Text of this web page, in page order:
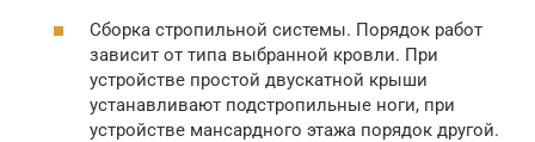
Сборка стропильной системы. Порядок работ
зависит от типа выбранной кровли. При
устройстве простой двускатной крыши
устанавливают подстропильные ноги, при
устройстве мансардного этажа порядок другой.